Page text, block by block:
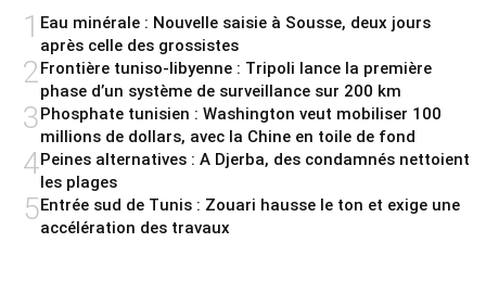
1 Eau minérale : Nouvelle saisie à Sousse, deux jours
après celle des grossistes
2Frontière tuniso-libyenne : Tripoli lance la première
phase d’un système de surveillance sur 200 km
3Phosphate tunisien : Washington veut mobiliser 100
millions de dollars, avec la Chine en toile de fond
4Peines alternatives : A Djerba, des condamnés nettoient
les plages
5Entrée sud de Tunis : Zouari hausse le ton et exige une
accélération des travaux